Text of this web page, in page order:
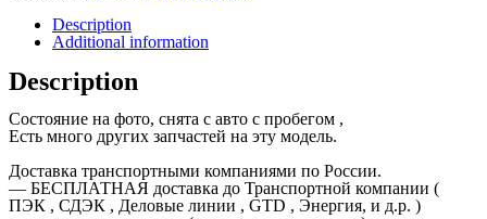
Description
Additional information
Description
Состояние на фото, снята с авто с пробегом ,
Есть много других запчастей на эту модель.
Доставка транспортными компаниями по России.
— БЕСПЛАТНАЯ доставка до Транспортной компании (
ПЭК , СДЭК , Деловые линии , GTD , Энергия, и д.р. )